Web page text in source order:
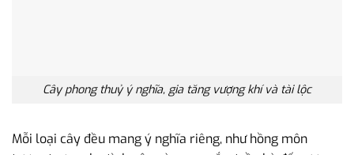
Cây phong thuỷ ý nghĩa, gia tăng vượng khí và tài lộc
Mỗi loại cây đều mang ý nghĩa riêng, như hồng môn